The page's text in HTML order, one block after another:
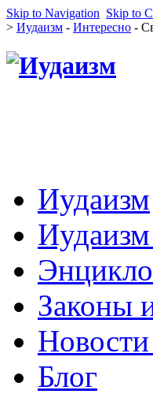
Skip to Navigation Skip to
> Иудаизм - Интересно -
Иудаизм
Иудаизм
Законы
Блог